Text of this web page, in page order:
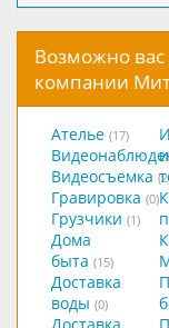
Возможно вас
компании
Ателье (17)
Видеосъемка
Гравировка (0)
Грузчики (1)
Дома
быта (15)
Доставка
воды (0)
и